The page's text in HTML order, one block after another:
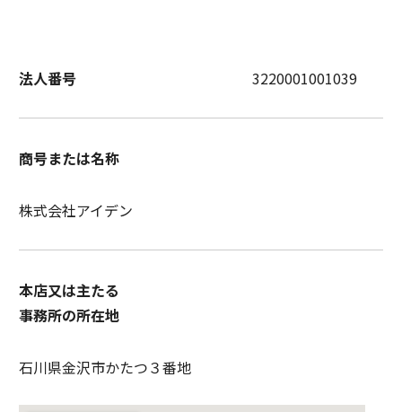
法人番号 3220001001039
商号または名称
株式会社アイデン
本店又は主たる
事務所の所在地
石川県金沢市かたつ３番地